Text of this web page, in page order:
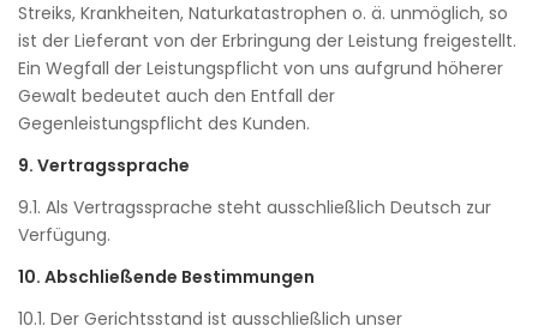
Streiks, Krankheiten, Naturkatastrophen o. ä. unmöglich, so
ist der Lieferant von der Erbringung der Leistung freigestellt.
Ein Wegfall der Leistungspflicht von uns aufgrund höherer
Gewalt bedeutet auch den Entfall der
Gegenleistungspflicht des Kunden.
9. Vertragssprache
9.1. Als Vertragssprache steht ausschließlich Deutsch zur
Verfügung.
10. Abschließende Bestimmungen
10.1. Der Gerichtsstand ist ausschließlich unser